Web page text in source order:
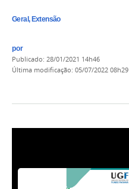
Geral, Extensão
por
publicado: 28/01/2021 14h46
última modificação: 05/07/2022 08h29